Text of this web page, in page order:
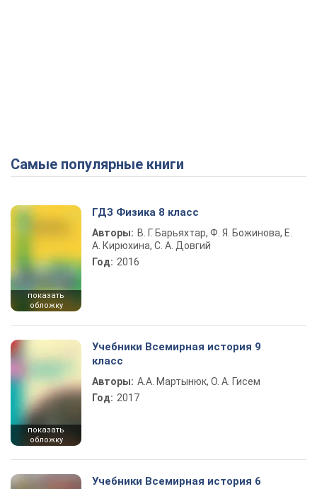
Самые популярные книги
показать
обложку
ГДЗ Физика 8 класс
Авторы: В. Г. Барьяхтар, Ф. Я. Божинова, Е.
А. Кирюхина, С. А. Довгий
Год: 2016
показать
обложку
Учебники Всемирная история 9
класс
Авторы: А.А. Мартынюк, О. А. Гисем
Год: 2017
Учебники Всемирная история 6